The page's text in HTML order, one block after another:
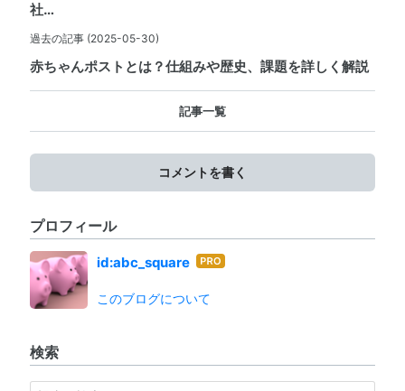
社…
過去の記事 (2025-05-30)
赤ちゃんポストとは？仕組みや歴史、課題を詳しく解説
記事一覧
コメントを書く
プロフィール
id:abc_square はて
このブログについて
検索